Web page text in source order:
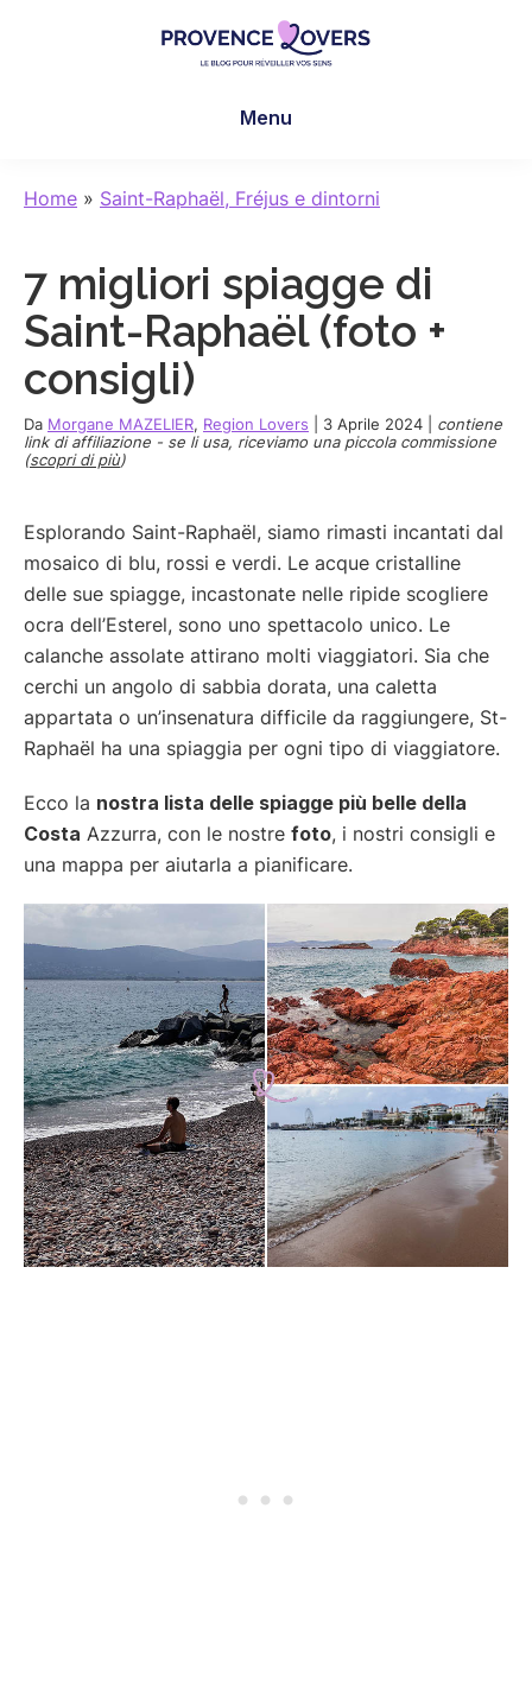
sensi
-
Le
blog
de
Claire
et
Menu
Home » Saint-Raphaël, Fréjus e dintorni
7 migliori spiagge di
Saint-Raphaël (foto +
consigli)
Da Morgane MAZELIER, Region Lovers 3 Aprile 2024
contiene
link di affiliazione - se li usa, riceviamo una piccola commissione
(scopri di più)
Esplorando Saint-Raphaël, siamo rimasti incantati dal
mosaico di blu, rossi e verdi. Le acque cristalline
delle sue spiagge, incastonate nelle ripide scogliere
ocra dell’Esterel, sono uno spettacolo unico. Le
calanche assolate attirano molti viaggiatori. Sia che
cerchi un angolo di sabbia dorata, una caletta
appartata o un’insenatura difficile da raggiungere, St-
Raphaël ha una spiaggia per ogni tipo di viaggiatore.
Ecco la nostra lista delle spiagge più belle della
Costa Azzurra, con le nostre foto, i nostri consigli e
una mappa per aiutarla a pianificare.